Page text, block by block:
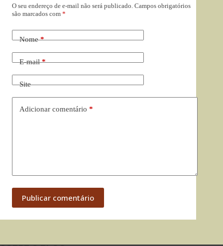
O seu endereço de e-mail não será publicado. Campos obrigatórios
são marcados com *
Nome*
E-mail*
Site
Adicionar comentário *
Publicar comentário